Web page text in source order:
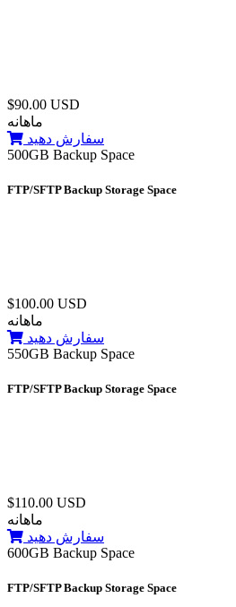
$90.00 USD
ماهانه
سفارش دهید
500GB Backup Space
FTP/SFTP Backup Storage Space
$100.00 USD
ماهانه
سفارش دهید
550GB Backup Space
FTP/SFTP Backup Storage Space
$110.00 USD
ماهانه
سفارش دهید
600GB Backup Space
FTP/SFTP Backup Storage Space